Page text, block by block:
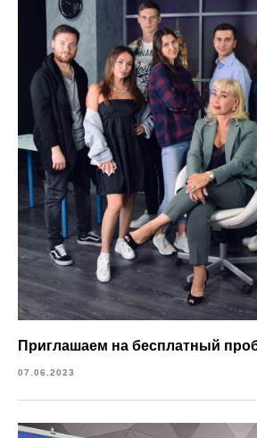
Приглашаем на бесплатный
07.06.2023